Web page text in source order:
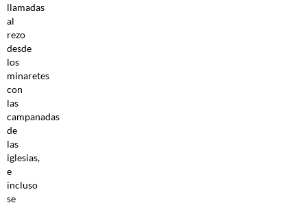
llamadas
al
rezo
desde
los
minaretes
con
las
campanadas
de
las
iglesias,
e
incluso
se